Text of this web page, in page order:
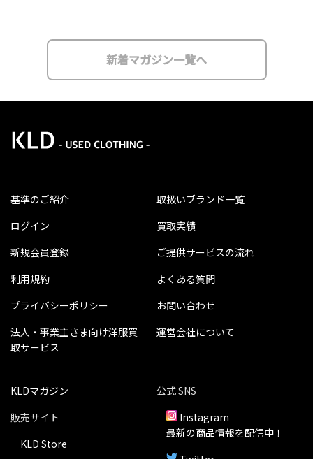
新着マガジン一覧へ
基準のご紹介
ログイン
新規会員登録
利用規約
プライバシーポリシー
法人・事業主さま向け洋服買
取サービス
取扱いブランド一覧
買取実績
ご提供サービスの流れ
よくある質問
お問い合わせ
運営会社について
KLDマガジン
販売サイト
KLD Store
公式 SNS
Instagram
最新の商品情報を配信中！